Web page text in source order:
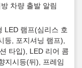
차량 출발 알림
LED 램프(심리스 호
등, 포지셔닝 램프),
타입), LED 리어 콤
지시등(뒤), 프레임